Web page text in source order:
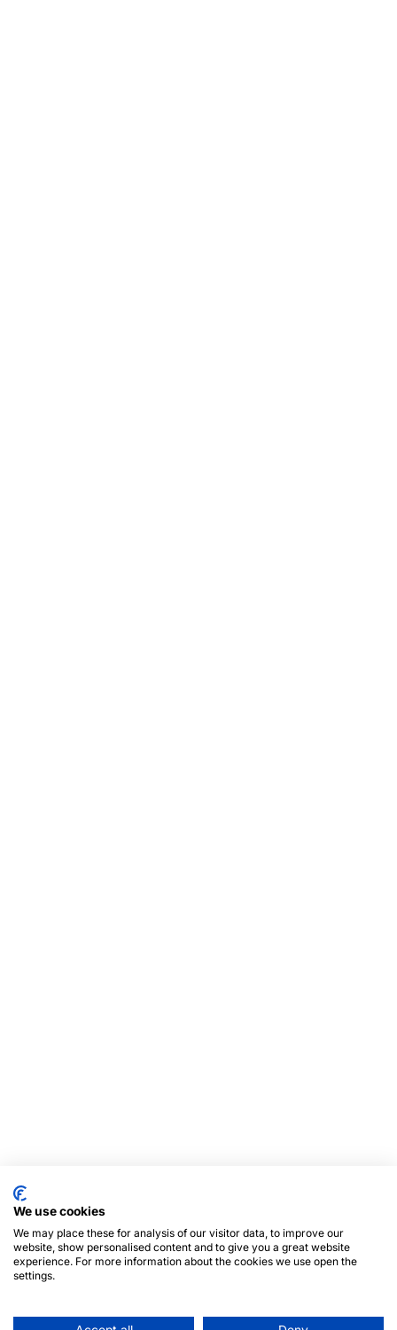
We use cookies
We may place these for analysis of our visitor data, to improve our
website, show personalised content and to give you a great website
experience. For more information about the cookies we use open the
settings.